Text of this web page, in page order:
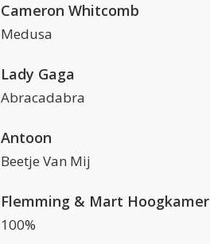
Cameron Whitcomb
Medusa
Lady Gaga
Abracadabra
Antoon
Beetje Van Mij
Flemming & Mart Hoogkamer
100%